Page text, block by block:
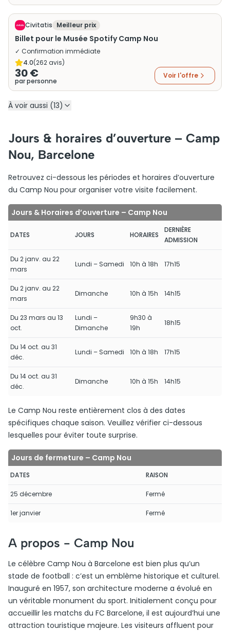
Civitatis Meilleur prix
Billet pour le Musée Spotify Camp Nou
✓ Confirmation immédiate
4.0(262avis)
30 €
par personne
Voir l'offre
À voir aussi (13)
Jours & horaires d’ouverture – Camp
Nou, Barcelone
Retrouvez ci-dessous les périodes et horaires d’ouverture
du Camp Nou pour organiser votre visite facilement.
Jours & Horaires d’ouverture – Camp Nou
DATES JOURS HORAIRES
DERNIÈRE
ADMISSION
Du 2 janv. au 22
mars
Lundi – Samedi 10h à 18h 17h15
Du 2 janv. au 22
mars
Dimanche 10h à 15h 14h15
Du 23 mars au 13
oct.
Lundi –
Dimanche
9h30 à
19h
18h15
Du 14 oct. au 31
déc.
Lundi – Samedi 10h à 18h 17h15
Du 14 oct. au 31
déc.
Dimanche 10h à 15h 14h15
Le Camp Nou reste entièrement clos à des dates
spécifiques chaque saison. Veuillez vérifier ci-dessous
lesquelles pour éviter toute surprise.
Jours de fermeture – Camp Nou
DATES RAISON
25 décembre Fermé
1er janvier Fermé
A propos - Camp Nou
Le célèbre Camp Nou à Barcelone est bien plus qu’un
stade de football : c’est un emblème historique et culturel.
Inauguré en 1957, son architecture moderne a évolué en
un véritable monument du sport. Initialement conçu pour
accueillir les matchs du FC Barcelone, il est aujourd’hui une
attraction touristique majeure. Les visiteurs affluent pour